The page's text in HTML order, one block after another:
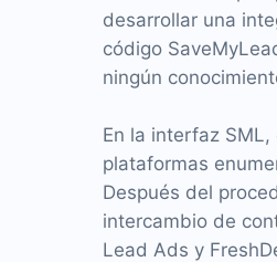
desarrollar una
código
ningún
En la interfaz
plataformas
Después del
intercambio de
Lead Ads y